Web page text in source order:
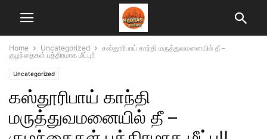
Home Uncategorized
கஸ்தூரிபாய் காந்தி மருத்துவமனையில் தீ –
குழந்தைகள் பத்திரமாக மீட்பு!!
Uncategorized
கஸ்தூரிபாய் காந்தி
மருத்துவமனையில் தீ –